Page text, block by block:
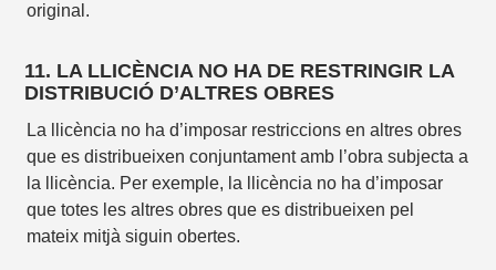
original.
11. LA LLICÈNCIA NO HA DE RESTRINGIR LA
DISTRIBUCIÓ D’ALTRES OBRES
La llicència no ha d’imposar restriccions en altres obres
que es distribueixen conjuntament amb l’obra subjecta a
la llicència. Per exemple, la llicència no ha d’imposar
que totes les altres obres que es distribueixen pel
mateix mitjà siguin obertes.